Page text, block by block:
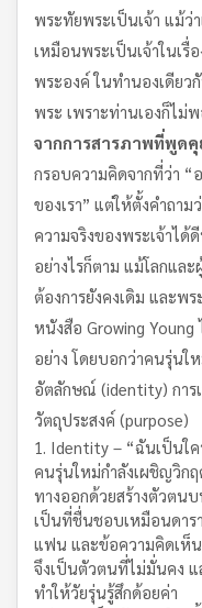
พระทัยพระเป็นเจ้า แม้ว่
เหมือนพระเป็นเจ้าในเรื่
พระองค์ ในทำนองเดียว
พระ เพราะท่านเองก็ไม่
จากการสารภาพที่พูด
กรอบความคิดจากที่ว่า “
ของเรา” แต่ให้ตั้งคำถา
ความจริงของพระเจ้าได้
อย่างไรก็ตาม แม้โลกแล
ต้องการยังคงเดิม และพ
หนังสือ Growing
อย่าง โดยบอกว่าคนรุ่นใ
อัตลักษณ์ (identity) การ
วัตถุประสงค์ (purpose)
Identity – “ฉันเป็นใค
คนรุ่นใหม่กำลังเผชิญวิก
ทางออกด้วยสร้างตัวตน
เป็นที่ชื่นชอบเหมือนดาร
แฟน และข้อความคิดเห็น
จึงเป็นตัวตนที่ไม่มั่นคง แ
ทำให้วัยรุ่นรู้สึกด้อยค่า